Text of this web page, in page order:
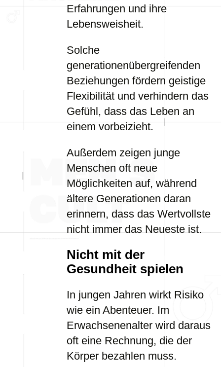
Erfahrungen und ihre
Lebensweisheit.
Solche
generationenübergreifenden
Beziehungen fördern geistige
Flexibilität und verhindern das
Gefühl, dass das Leben an
einem vorbeizieht.
Außerdem zeigen junge
Menschen oft neue
Möglichkeiten auf, während
ältere Generationen daran
erinnern, dass das Wertvollste
nicht immer das Neueste ist.
Nicht mit der
Gesundheit spielen
In jungen Jahren wirkt Risiko
wie ein Abenteuer. Im
Erwachsenenalter wird daraus
oft eine Rechnung, die der
Körper bezahlen muss.